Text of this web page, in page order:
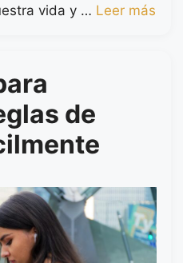
vida y … Leer más
de